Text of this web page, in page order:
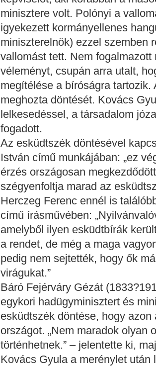
minisztere volt. Polónyi a
igyekezett kormányellenes
miniszterelnök) ezzel szemben
vallomást tett. Nem
véleményt, csupán arra utalt,
megítélése a bíróságra
meghozta döntését. Kovács
lelkesedéssel, a társadalom
fogadott.
Az esküdtszék döntésével
István című munkájában: „ez
érzés országosan
szégyenfoltja marad az
Herczeg Ferenc ennél is
című írásművében:
amelyből ilyen esküdtbírák
a rendet, de még a maga
pedig nem sejtették, hogy ők
virágukat.”
Báró Fejérváry Gézát
egykori hadügyminisztert és
esküdtszék döntése, hogy
országot. „Nem maradok olyan
történhetnek.” – jelentette ki,
Kovács Gyula a merénylet